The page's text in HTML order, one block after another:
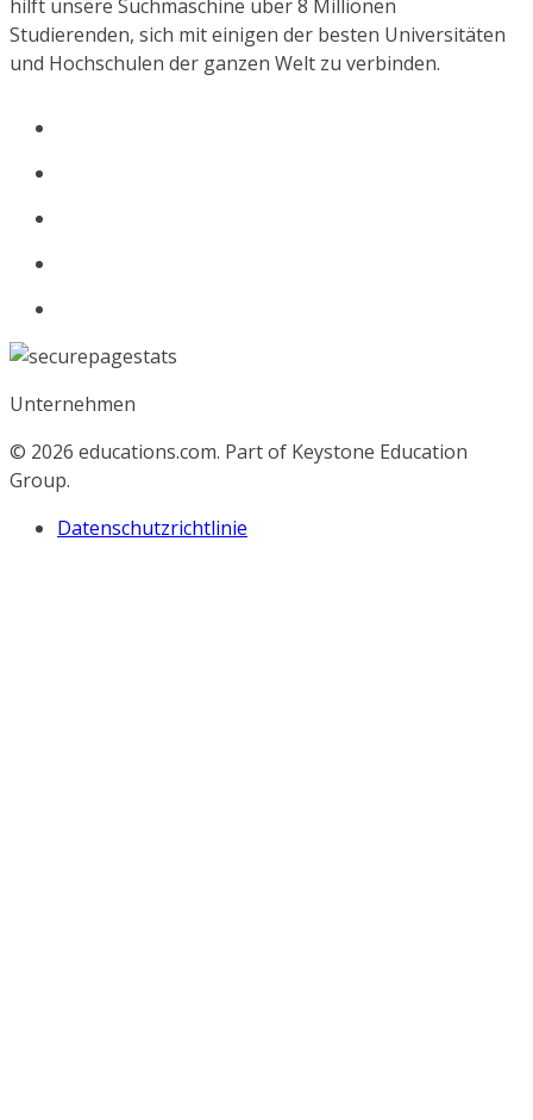
hilft unsere Suchmaschine über 8 Millionen
Studierenden, sich mit einigen der besten Universitäten
und Hochschulen der ganzen Welt zu verbinden.
Unternehmen
© 2026 educations.com. Part of Keystone Education
Group.
Datenschutzrichtlinie